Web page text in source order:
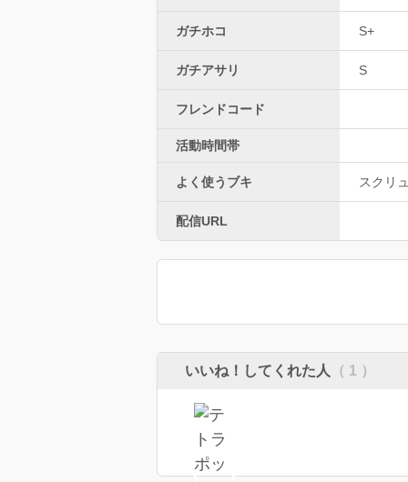
ガチホコ S+
ガチアサリ S
フレンドコード
活動時間帯
よく使うブキ スクリ
配信URL
いいね！してくれた人 （ 1 ）